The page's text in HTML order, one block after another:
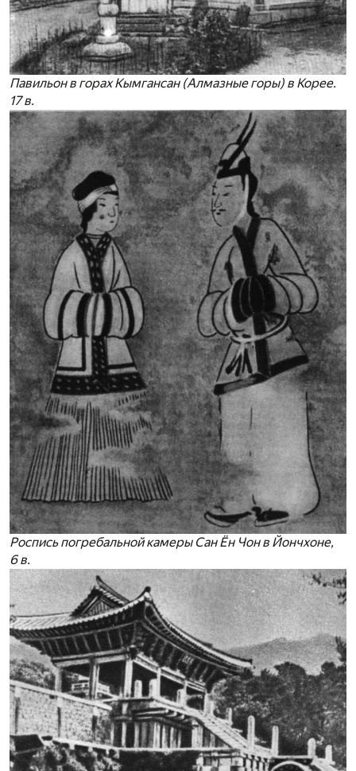
Павильон в горах Кымгансан (Алмазные горы) в Корее.
17 в.
Роспись погребальной камеры Сан Ён Чон в Йончхоне,
6 в.